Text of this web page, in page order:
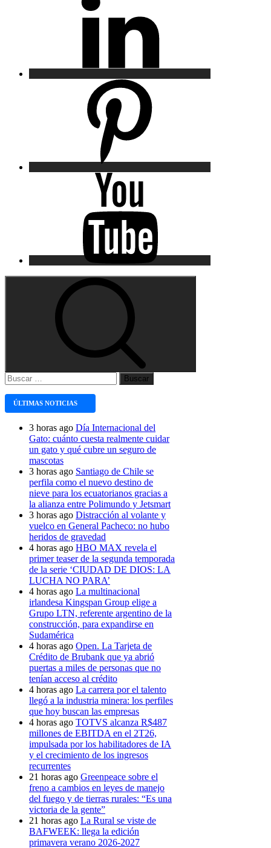
Buscar:
ÚLTIMAS NOTICIAS
3 horas ago Día Internacional del
Gato: cuánto cuesta realmente cuidar
un gato y qué cubre un seguro de
mascotas
3 horas ago Santiago de Chile se
perfila como el nuevo destino de
nieve para los ecuatorianos gracias a
la alianza entre Polimundo y Jetsmart
3 horas ago Distracción al volante y
vuelco en General Pacheco: no hubo
heridos de gravedad
4 horas ago HBO MAX revela el
primer teaser de la segunda temporada
de la serie ‘CIUDAD DE DIOS: LA
LUCHA NO PARA’
4 horas ago La multinacional
irlandesa Kingspan Group elige a
Grupo LTN, referente argentino de la
construcción, para expandirse en
Sudamérica
4 horas ago Open. La Tarjeta de
Crédito de Brubank que ya abrió
puertas a miles de personas que no
tenían acceso al crédito
4 horas ago La carrera por el talento
llegó a la industria minera: los perfiles
que hoy buscan las empresas
4 horas ago TOTVS alcanza R$487
millones de EBITDA en el 2T26,
impulsada por los habilitadores de IA
y el crecimiento de los ingresos
recurrentes
21 horas ago Greenpeace sobre el
freno a cambios en leyes de manejo
del fuego y de tierras rurales: “Es una
victoria de la gente”
21 horas ago La Rural se viste de
BAFWEEK: llega la edición
primavera verano 2026-2027